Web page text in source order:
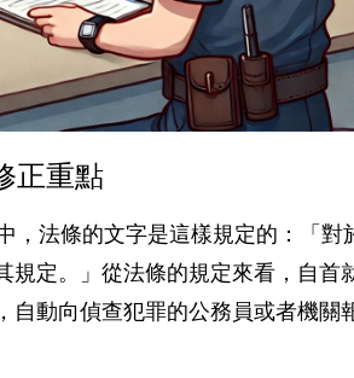
正重點
，法條的文字是這樣規定的：「對
定。」從法條的規定來看，自首
動向偵查犯罪的公務員或者機關